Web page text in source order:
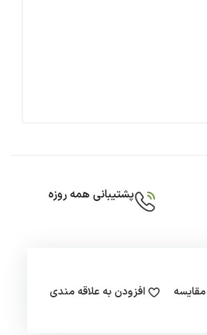
پشتیبانی همه روزه
مقایسه افزودن به علاقه مندی